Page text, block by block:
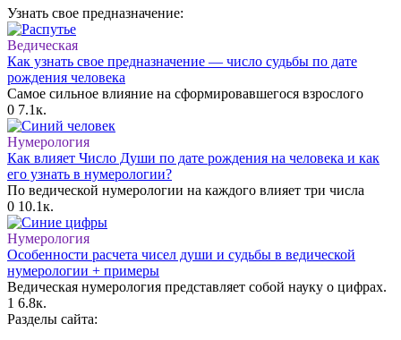
Узнать свое предназначение:
Ведическая
Как узнать свое предназначение — число судьбы по дате
рождения человека
Самое сильное влияние на сформировавшегося взрослого
0 7.1к.
Нумерология
Как влияет Число Души по дате рождения на человека и как
его узнать в нумерологии?
По ведической нумерологии на каждого влияет три числа
0 10.1к.
Нумерология
Особенности расчета чисел души и судьбы в ведической
нумерологии + примеры
Ведическая нумерология представляет собой науку о цифрах.
1 6.8к.
Разделы сайта: